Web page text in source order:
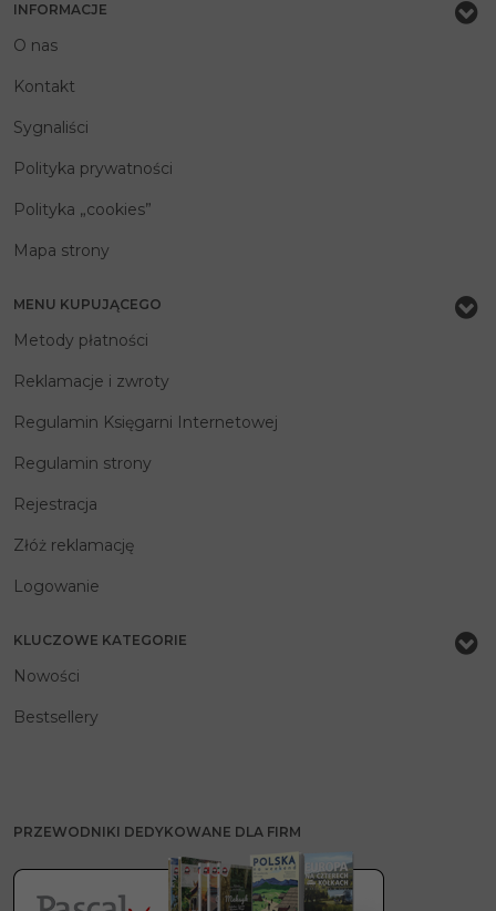
INFORMACJE
O nas
Kontakt
Sygnaliści
Polityka prywatności
Polityka „cookies”
Mapa strony
MENU KUPUJĄCEGO
Metody płatności
Reklamacje i zwroty
Regulamin Księgarni Internetowej
Regulamin strony
Rejestracja
Złóż reklamację
Logowanie
KLUCZOWE KATEGORIE
Nowości
Bestsellery
PRZEWODNIKI DEDYKOWANE DLA FIRM